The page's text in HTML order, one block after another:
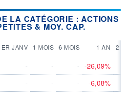
LA CATÉGORIE : ACTIONS
& MOY. CAP.
JANV 1 MOIS 6 MOIS 1 AN 2
- - - -26,09%
- - -
-6,08%